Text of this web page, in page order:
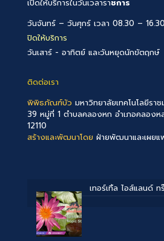
เปิดให้บริการในวันเวลาราชการ
วันจันทร์ – วันศุกร์ เวลา 08.30 –
ปิดให้บริการ
วันเสาร์ - อาทิตย์ และวันหยุดนักขัตฤกษ์
ติดต่อเรา
พิพิธภัณฑ์บัว มหาวิทยาลัยเทคโนโลยีร
39 หมู่ที่ 1 ตำบลคลองหก อำเภอคลอง
12110
สร้างและพัฒนาโดย ฝ่ายพัฒนาและเผยแ
เทอร์เทิ้ล ไอส์แลนด์